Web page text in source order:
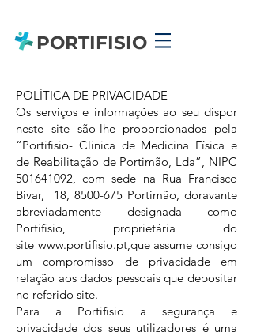
PORTIFISIO
POLÍTICA DE PRIVACIDADE
Os serviços e informações ao seu dispor
neste site são-lhe proporcionados pela
“Portifisio- Clinica de Medicina Física e
de Reabilitação de Portimão, Lda”, NIPC
501641092, com sede na Rua Francisco
Bivar, 18, 8500-675 Portimão, doravante
abreviadamente designada como
Portifisio, proprietária do
site www.portifisio.pt,que assume consigo
um compromisso de privacidade em
relação aos dados pessoais que depositar
no referido site.
Para a Portifisio a segurança e
privacidade dos seus utilizadores é uma